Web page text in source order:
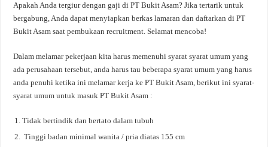
Apakah Anda tergiur dengan gaji di PT Bukit Asam? Jika tertarik untuk
bergabung, Anda dapat menyiapkan berkas lamaran dan daftarkan di PT
Bukit Asam saat pembukaan recruitment. Selamat mencoba!
Dalam melamar pekerjaan kita harus memenuhi syarat syarat umum yang
ada perusahaan tersebut, anda harus tau beberapa syarat umum yang harus
anda penuhi ketika ini melamar kerja ke PT Bukit Asam, berikut ini syarat-
syarat umum untuk masuk PT Bukit Asam :
Tidak bertindik dan bertato dalam tubuh
Tinggi badan minimal wanita / pria diatas 155 cm